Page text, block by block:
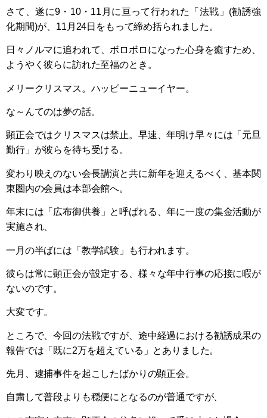
さて、遂に9・10・11月に亘って行われた「法戦」(勧誘強
化期間)が、11月24日をもって締め括られました。
日々ノルマに追われて、ボロボロになった心身を癒すため、
ようやく彼らに訪れた至福のとき。
メリークリスマス。ハッピーニューイヤー。
な～んてのは夢の話。
顕正会ではクリスマスは禁止。早速、年明け早々には「元旦
勤行」が彼らを待ち受ける。
変わり映えのない会長講演と共に新年を迎えるべく、基本関
東圏内の会員は本部会館へ。
年末には「広布御供養」と呼ばれる、年に一度の集金活動が
実施され、
一月の半ばには「教学試験」も行われます。
彼らは常に顕正会が設定する、様々な年中行事の応接に暇が
ないのです。
大変です。
ところで、今回の法戦ですが、途中経過における勧誘成果の
報告では「既に2万を超えている」とありました。
先月、逮捕事件を起こしたばかりの顕正会。
自粛して普段よりも穏便にとなるのが普通ですが、